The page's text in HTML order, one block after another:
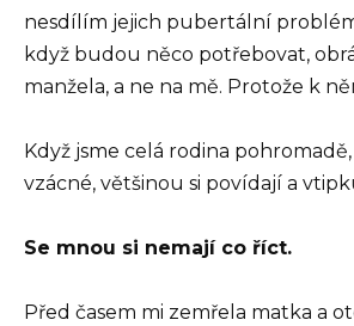
nesdílím jejich pubertální
když budou něco potřebovat,
manžela, a ne na mě. Protože k
Když jsme celá rodina
vzácné, většinou si povídají a
Se mnou si nemají co říct.
Před časem mi zemřela matka a